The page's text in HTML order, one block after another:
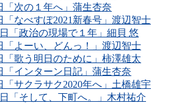
「次の１年へ」蒲生杏奈
「なべすぽ2021新春号」渡辺智士
「政治の現場で１年」細貝 悠
「よーい、どんっ！」渡辺智士
「歌う明日のために」柿澤雄太
「インターン日記」蒲生杏奈
「サクラサク2020年へ」土橋雄宇
「そして、下町へ。」木村祐介